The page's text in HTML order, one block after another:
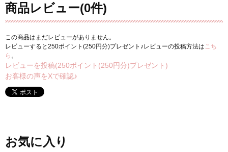
商品レビュー(0件)
この商品はまだレビューがありません。
レビューすると250ポイント(250円分)プレゼント♪レビューの投稿方法は こち
ら 。
レビューを投稿(250ポイント(250円分)プレゼント)
お客様の声をXで確認♪
お気に入り